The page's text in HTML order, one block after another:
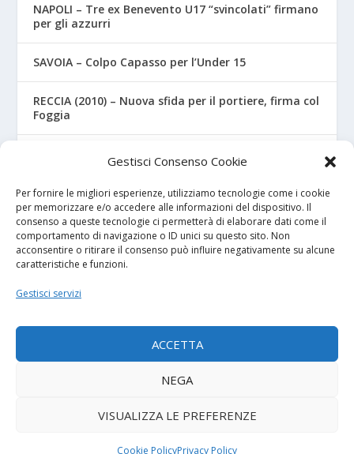
Gestisci Consenso Cookie
Per fornire le migliori esperienze, utilizziamo tecnologie come i cookie
per memorizzare e/o accedere alle informazioni del dispositivo. Il
consenso a queste tecnologie ci permetterà di elaborare dati come il
comportamento di navigazione o ID unici su questo sito. Non
acconsentire o ritirare il consenso può influire negativamente su alcune
caratteristiche e funzioni.
Gestisci servizi
ACCETTA
NEGA
VISUALIZZA LE PREFERENZE
Cookie PolicyPrivacy Policy
NAPOLI – Tre ex Benevento U17 “svincolati” firmano
per gli azzurri
SAVOIA – Colpo Capasso per l’Under 15
RECCIA (2010) – Nuova sfida per il portiere, firma col
Foggia
RIZZO – Dalla “Fratelli Bandiera” al Crotone: la
favola di Christian
I NOSTRI SPONSOR
Calcio Panchina
Diretta.it
Termini e condizioni